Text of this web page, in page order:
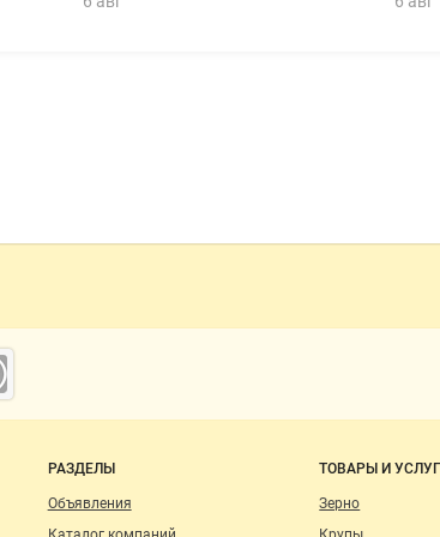
РАЗДЕЛЫ
Объявления
ТОВАРЫ И
Зерно